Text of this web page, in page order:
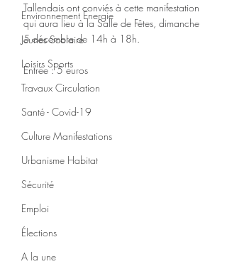
Environnement Energie
Jeunes Scolaire
Loisirs Sports
Travaux Circulation
Santé - Covid-19
Culture Manifestations
Urbanisme Habitat
Sécurité
Emploi
Élections
A la une
Tallendais ont conviés à cette manifestation
qui aura lieu à la Salle de Fêtes, dimanche
5 décembre de 14h à 18h.
Entrée : 5 euros